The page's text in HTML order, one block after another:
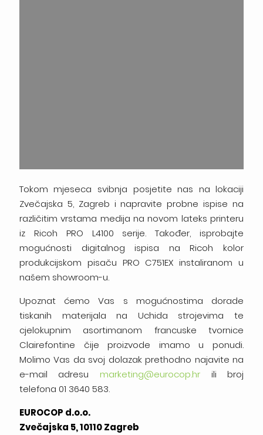
Tokom mjeseca svibnja posjetite nas na lokaciji
Zvečajska 5, Zagreb i napravite probne ispise na
različitim vrstama medija na novom lateks printeru
iz Ricoh PRO L4100 serije. Također, isprobajte
mogućnosti digitalnog ispisa na Ricoh kolor
produkcijskom pisaču PRO C751EX instaliranom u
našem showroom-u.
Upoznat ćemo Vas s mogućnostima dorade
tiskanih materijala na Uchida strojevima te
cjelokupnim asortimanom francuske tvornice
Clairefontine čije proizvode imamo u ponudi.
Molimo Vas da svoj dolazak prethodno najavite na
e-mail adresu marketing@eurocop.hr ili broj
telefona 01 3640 583.
EUROCOP d.o.o.
Zvečajska 5, 10110 Zagreb